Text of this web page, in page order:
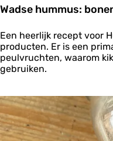
Wadse hummus:
W
a
d
s
u
m
m
u
Een heerlijk recept voor
producten. Er is een
peulvruchten, waarom
gebruiken.